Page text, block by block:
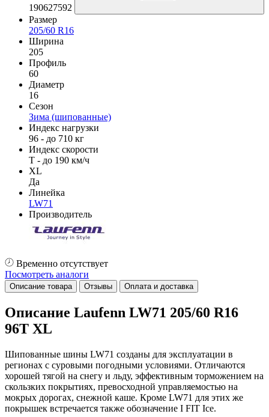
190627592
Размер
205/60 R16
Ширина
205
Профиль
60
Диаметр
16
Сезон
Зима (шипованные)
Индекс нагрузки
96 - до 710 кг
Индекс скорости
T - до 190 км/ч
XL
Да
Линейка
LW71
Производитель
Временно отсутствует
Посмотреть аналоги
Описание товара Отзывы Оплата и доставка
Описание Laufenn LW71 205/60 R16
96T XL
Шипованные шины LW71 созданы для эксплуатации в
регионах с суровыми погодными условиями. Отличаются
хорошей тягой на снегу и льду, эффективным торможением на
скользких покрытиях, превосходной управляемостью на
мокрых дорогах, снежной каше. Кроме LW71 для этих же
покрышек встречается также обозначение I FIT Ice.